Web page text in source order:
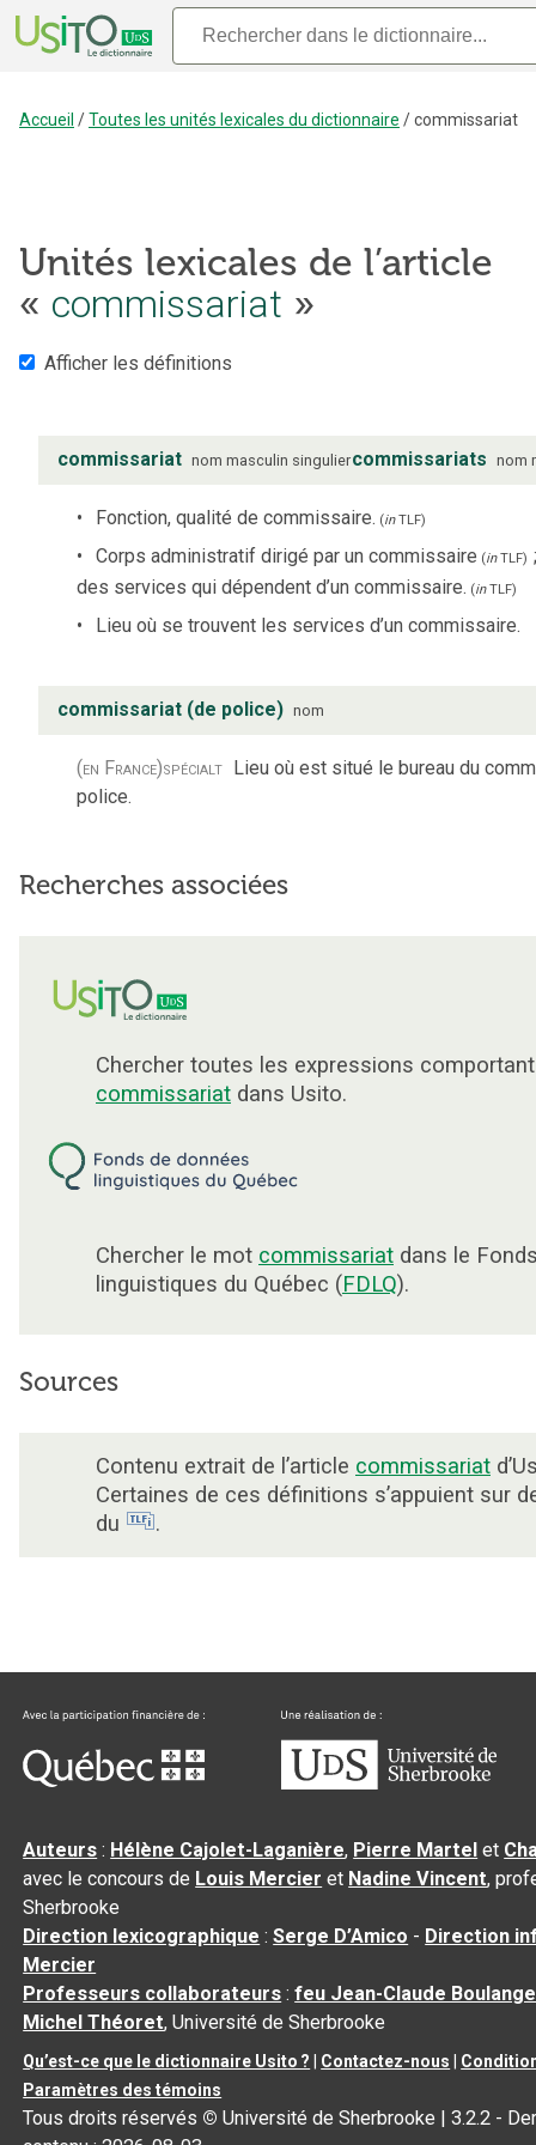
Accueil /Toutes les unités lexicales du dictionnaire /commissariat
Unités lexicales de l’article
« commissariat »
Afficher les définitions
commissariat nom masculin singuliercommissariats nom
Fonction, qualité de commissaire. (inTLF)
Corps administratif dirigé par un commissaire (inTLF) ;
des services qui dépendent d’un commissaire. (inTLF)
Lieu où se trouvent les services d’un commissaire.
commissariat (de police) nom
(en France)spécialt Lieu où est situé le bureau du
police.
Recherches associées
Chercher toutes les expressions
commissariat dans Usito.
Chercher le mot commissariat dans le
linguistiques du Québec (FDLQ).
Sources
Contenu extrait de l’article commissariat
Certaines de ces définitions s’appuient sur
du
.
Auteurs : Hélène Cajolet-Laganière, Pierre Martel et
avec le concours de Louis Mercier et Nadine Vincent,
Sherbrooke
Direction lexicographique :Serge D’Amico - Direction
Mercier
Professeurs collaborateurs :feu Jean-Claude
Michel Théoret, Université de Sherbrooke
Qu’est-ce que le dictionnaire Usito ? Contactez-nous
Paramètres des témoins
Tous droits réservés © Université de Sherbrooke |3.2.2 -